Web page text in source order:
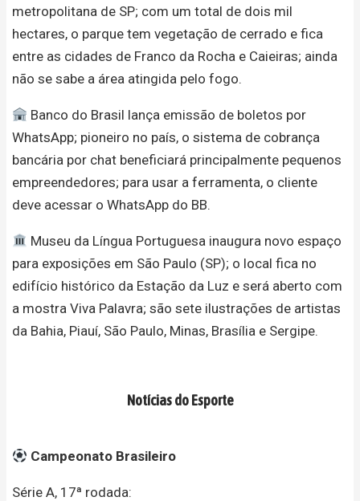
metropolitana de SP; com um total de dois mil
hectares, o parque tem vegetação de cerrado e fica
entre as cidades de Franco da Rocha e Caieiras; ainda
não se sabe a área atingida pelo fogo.
Banco do Brasil lança emissão de boletos por
WhatsApp; pioneiro no país, o sistema de cobrança
bancária por chat beneficiará principalmente pequenos
empreendedores; para usar a ferramenta, o cliente
deve acessar o WhatsApp do BB.
Museu da Língua Portuguesa inaugura novo espaço
para exposições em São Paulo (SP); o local fica no
edifício histórico da Estação da Luz e será aberto com
a mostra Viva Palavra; são sete ilustrações de artistas
da Bahia, Piauí, São Paulo, Minas, Brasília e Sergipe.
Notícias do Esporte
Campeonato Brasileiro
Série A, 17ª rodada: